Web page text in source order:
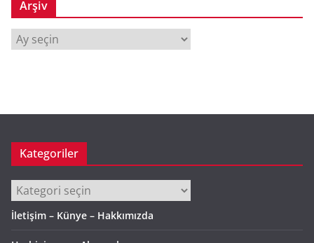
Arşiv
r
Kategoriler
Kategoriler
İletişim – Künye – Hakkımızda